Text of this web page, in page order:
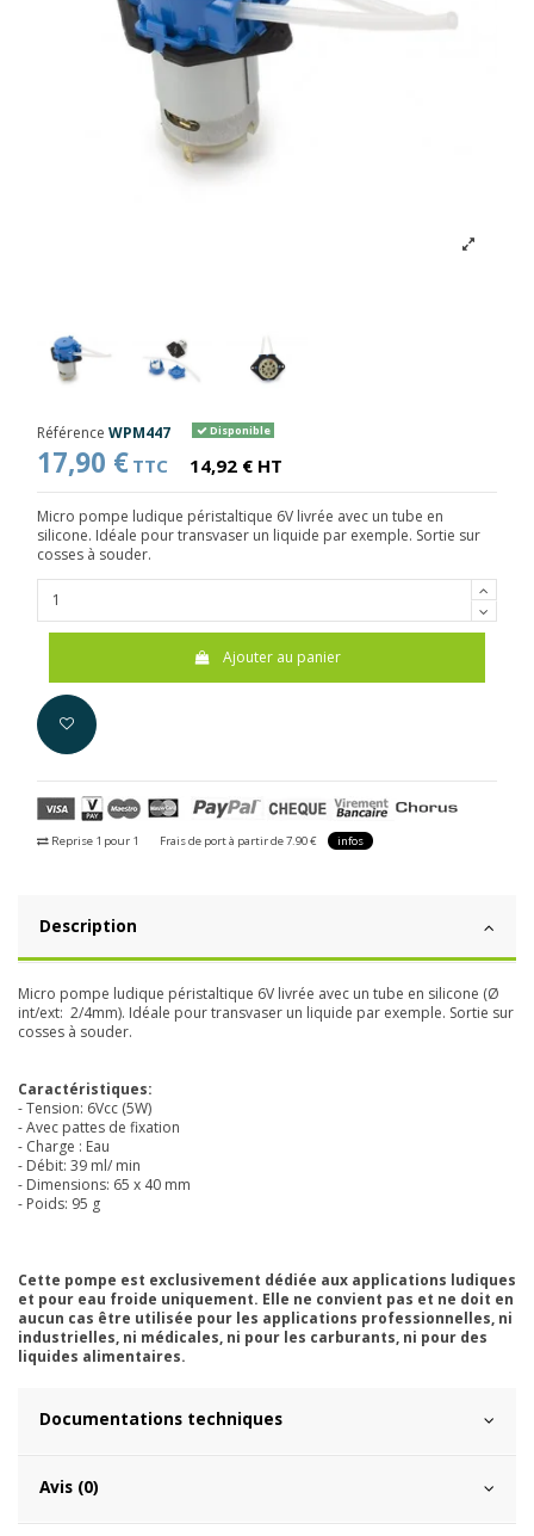
Référence WPM447 Disponible
17,90 € TTC 14,92 € HT
Micro pompe ludique péristaltique 6V livrée avec un tube en
silicone. Idéale pour transvaser un liquide par exemple. Sortie sur
cosses à souder.
Ajouter au panier
Reprise 1 pour 1 Frais de port à partir de 7.90 € infos
Description
Micro pompe ludique péristaltique 6V livrée avec un tube en silicone (Ø
int/ext: 2/4mm). Idéale pour transvaser un liquide par exemple. Sortie sur
cosses à souder.
Caractéristiques:
- Tension: 6Vcc (5W)
- Avec pattes de fixation
- Charge : Eau
- Débit: 39 ml/ min
- Dimensions: 65 x 40 mm
- Poids: 95 g
Cette pompe est exclusivement dédiée aux applications ludiques
et pour eau froide uniquement. Elle ne convient pas et ne doit en
aucun cas être utilisée pour les applications professionnelles, ni
industrielles, ni médicales, ni pour les carburants, ni pour des
liquides alimentaires.
Documentations techniques
Avis (0)